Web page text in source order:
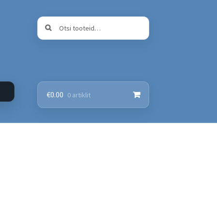
Otsi:
Otsi
€0.00 0 artiklit